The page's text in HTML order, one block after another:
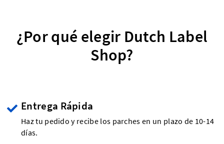
¿Por qué elegir Dutch Label
Shop?
Entrega Rápida
Haz tu pedido y recibe los parches en un plazo de 10-14
días.